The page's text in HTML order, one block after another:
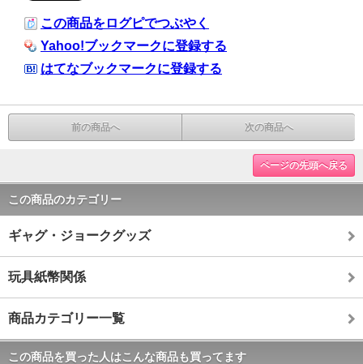
この商品をログピでつぶやく
Yahoo!ブックマークに登録する
はてなブックマークに登録する
前の商品へ 次の商品へ
ページの先頭へ戻る
この商品のカテゴリー
ギャグ・ジョークグッズ
玩具紙幣関係
商品カテゴリー一覧
この商品を買った人はこんな商品も買ってます